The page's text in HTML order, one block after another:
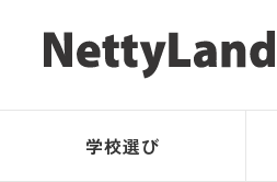
学校選び